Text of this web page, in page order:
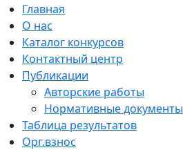
Главная
О нас
Каталог конкурсов
Контактный центр
Публикации
Авторские работы
Нормативные документы
Таблица результатов
Орг.взнос